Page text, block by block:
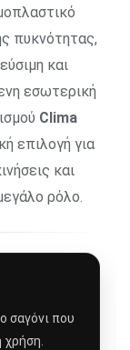
πυκνότητας,
και
εσωτερική
Clima
επιλογή για
και
ρόλο.
σαγόνι που
χρήση.